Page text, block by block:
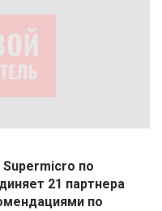
по
21 партнера
по